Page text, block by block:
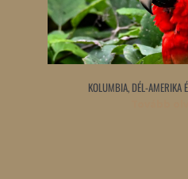
KOLUMBIA, DÉL-AMERIKA